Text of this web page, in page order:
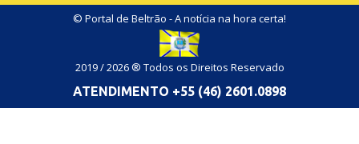
© Portal de Beltrão - A notícia na hora certa!
2019 / 2026 ® Todos os Direitos Reservado
ATENDIMENTO +55 (46) 2601.0898